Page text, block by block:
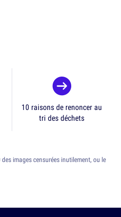
10 raisons de renoncer au
tri des déchets
des images censurées inutilement, ou le